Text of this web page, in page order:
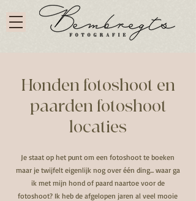
Honden fotoshoot en
paarden fotoshoot
locaties
Je staat op het punt om een fotoshoot te boeken
maar je twijfelt eigenlijk nog over één ding... waar ga
ik met mijn hond of paard naartoe voor de
fotoshoot? Ik heb de afgelopen jaren al veel mooie